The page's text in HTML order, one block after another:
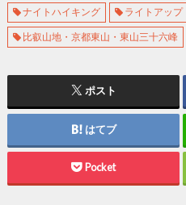
ナイトハイキング ライトアップ
比叡山地・京都東山・東山三十六峰
ポスト
はてブ
Pocket